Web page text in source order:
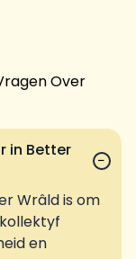
Over
in Better
−
Wrâld is om
en